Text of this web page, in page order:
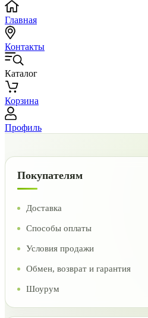
Главная
Контакты
Каталог
Корзина
Профиль
Покупателям
Доставка
Способы оплаты
Условия продажи
Обмен, возврат и гарантия
Шоурум